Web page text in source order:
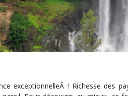
exceptionnelleÂ ! Richesse des